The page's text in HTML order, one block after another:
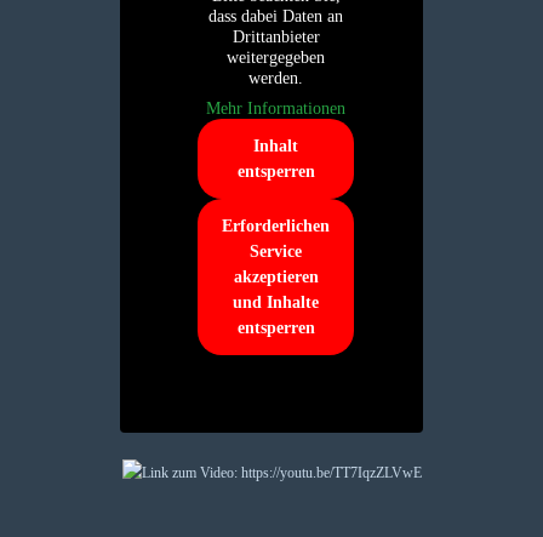
dass dabei Daten an
Drittanbieter
weitergegeben
werden.
Mehr Informationen
Inhalt
entsperren
Erforderlichen
Service
akzeptieren
und Inhalte
entsperren